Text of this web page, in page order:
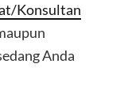
Konsultan
Anda